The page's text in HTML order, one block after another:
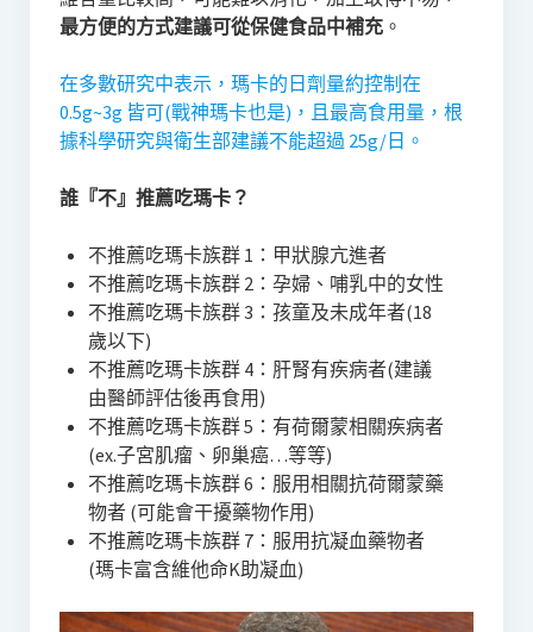
最方便的方式建議可從保健食品中補充。
在多數研究中表示，瑪卡的日劑量約控制在
0.5g~3g 皆可(戰神瑪卡也是)，且最高食用量，根
據科學研究與衛生部建議不能超過 25g/日。
誰『不』推薦吃瑪卡？
不推薦吃瑪卡族群 1：甲狀腺亢進者
不推薦吃瑪卡族群 2：孕婦、哺乳中的女性
不推薦吃瑪卡族群 3：孩童及未成年者(18
歲以下)
不推薦吃瑪卡族群 4：肝腎有疾病者(建議
由醫師評估後再食用)
不推薦吃瑪卡族群 5：有荷爾蒙相關疾病者
(ex.子宮肌瘤、卵巢癌…等等)
不推薦吃瑪卡族群 6：服用相關抗荷爾蒙藥
物者 (可能會干擾藥物作用)
不推薦吃瑪卡族群 7：服用抗凝血藥物者
(瑪卡富含維他命K助凝血)